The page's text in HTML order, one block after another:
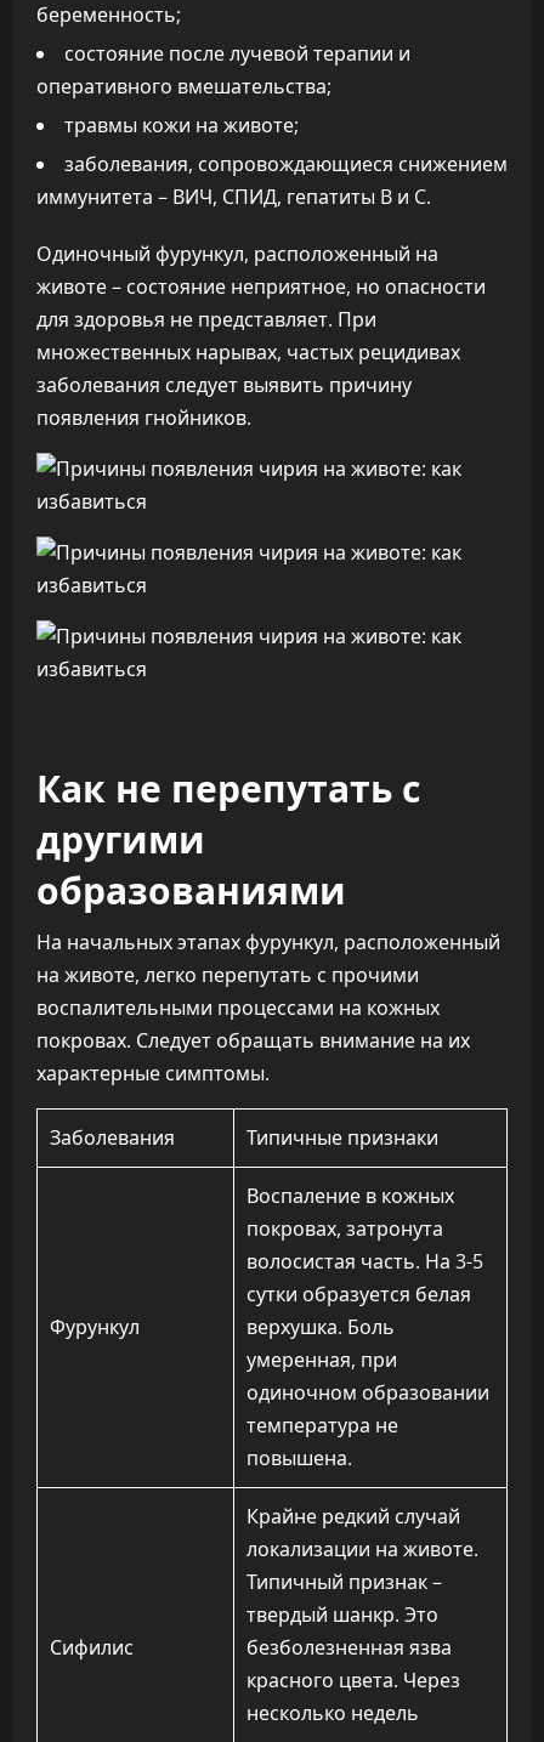
беременность;
состояние после лучевой терапии и
оперативного вмешательства;
травмы кожи на животе;
заболевания, сопровождающиеся снижением
иммунитета – ВИЧ, СПИД, гепатиты B и C.
Одиночный фурункул, расположенный на
животе – состояние неприятное, но опасности
для здоровья не представляет. При
множественных нарывах, частых рецидивах
заболевания следует выявить причину
появления гнойников.
Как не перепутать с
другими
образованиями
На начальных этапах фурункул, расположенный
на животе, легко перепутать с прочими
воспалительными процессами на кожных
покровах. Следует обращать внимание на их
характерные симптомы.
Заболевания Типичные признаки
Фурункул
Воспаление в кожных
покровах, затронута
волосистая часть. На 3-5
сутки образуется белая
верхушка. Боль
умеренная, при
одиночном образовании
температура не
повышена.
Сифилис
Крайне редкий случай
локализации на животе.
Типичный признак –
твердый шанкр. Это
безболезненная язва
красного цвета. Через
несколько недель